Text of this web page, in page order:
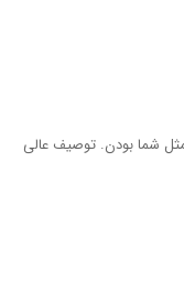
مثل شما بودن. توصیف عالی